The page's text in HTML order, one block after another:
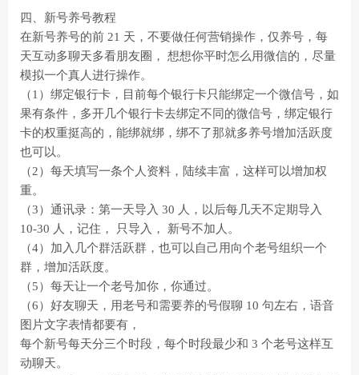
四、新号养号教程
在新号养号的前 21 天，不要做任何营销操作，仅养号，每
天互动多聊天多看朋友圈， 想想你平时怎么用微信的，尽量
模拟一个真人进行操作。
（1）绑定银行卡，目前每个银行卡只能绑定一个微信号，如
果有条件，多开几个银行卡去绑定不同的微信号，绑定银行
卡的权重挺高的，能绑就绑，绑不了那就多养号增加活跃度
也可以。
（2）每天填写一条个人资料，陆续丰富，这样可以增加权
重。
（3）通讯录：第一天导入 30 人，以后每几天不定期导入
10-30 人，记住， 只导入， 新号不加人。
（4）加入几个群活跃群，也可以自己用向个老号组织一个
群，增加活跃度。
（5）每天让一个老号加你，你通过。
（6）好友聊天，用老号和需要养的号假聊 10 句左右，语音
图片文字表情都要有，
每个新号每天分三个时段，每个时段最少和 3 个老号这样互
动聊天。